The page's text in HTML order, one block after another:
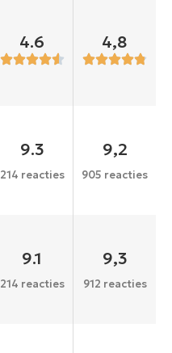
4.6 4,8
9.3
214 reacties
9,2
905 reacties
9.1
214 reacties
9,3
912 reacties